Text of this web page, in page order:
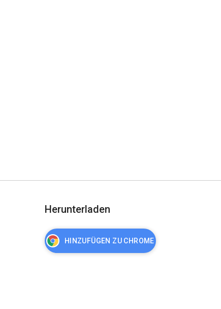
Herunterladen
HINZUFÜGEN ZU CHROME